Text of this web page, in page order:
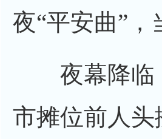
夜“平安曲”，
夜幕降临，
市摊位前人